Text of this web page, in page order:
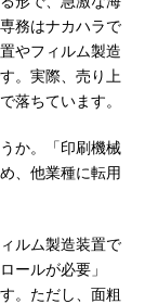
務はナカハラで
やフィルム製造
。実際、売り上
落ちています。
か。「印刷機械
、他業種に転用
ルム製造装置で
ールが必要」
。ただし、面粗